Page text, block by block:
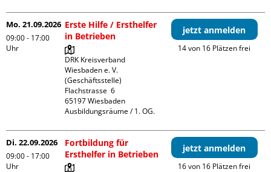
Mo. 21.09.2026
09:00 - 17:00
Uhr
Erste Hilfe / Ersthelfer
in Betrieben
DRK Kreisverband
Wiesbaden e. V.
(Geschäftsstelle)
Flachstrasse  6
65197 Wiesbaden
Ausbildungsräume / 1. OG.
jetzt anmelden
14 von 16 Plätzen frei
Di. 22.09.2026
09:00 - 17:00
Uhr
Fortbildung für
Ersthelfer in Betrieben
jetzt anmelden
16 von 16 Plätzen frei